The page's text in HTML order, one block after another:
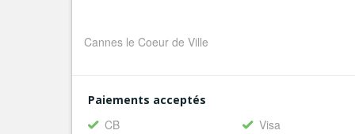
Cannes le Coeur de Ville
Paiements acceptés
CB
Visa